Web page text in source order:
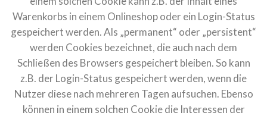
Warenkorbs in einem Onlineshop oder ein Login-Status
gespeichert werden. Als „permanent“ oder „persistent“
werden Cookies bezeichnet, die auch nach dem
Schließen des Browsers gespeichert bleiben. So kann
z.B. der Login-Status gespeichert werden, wenn die
Nutzer diese nach mehreren Tagen aufsuchen. Ebenso
können in einem solchen Cookie die Interessen der